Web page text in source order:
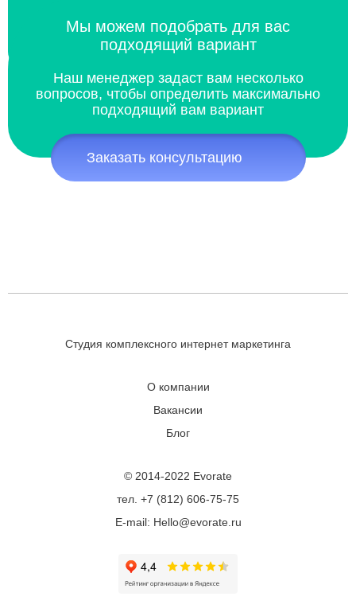
Мы можем подобрать для вас
подходящий вариант
Наш менеджер задаст вам несколько
вопросов, чтобы определить максимально
подходящий вам вариант
Заказать консультацию
Студия комплексного интернет маркетинга
О компании
Вакансии
Блог
© 2014-2022 Evorate
тел. +7 (812) 606-75-75
E-mail: Hello@evorate.ru